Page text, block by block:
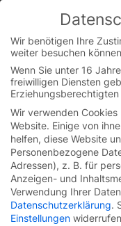
You are
Switch to
Skip
content
Wir benötigen Ihre
weiter besuchen
Wenn Sie unter 16
freiwilligen Diensten
Wir verwenden
Website. Einige von
helfen, diese Website
Personenbezogene
Adressen), z. B. für
Anzeigen- und
Verwendung Ihrer
Datenschutzerklärung.
Einstellungen